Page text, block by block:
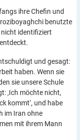
ihre Chefin und
benutzte
nicht identifiziert
und gesagt:
haben. Wenn sie
sie unsere Schule
‚Ich möchte nicht,
kommt‘, und habe
im Iran ohne
mit ihrem Mann